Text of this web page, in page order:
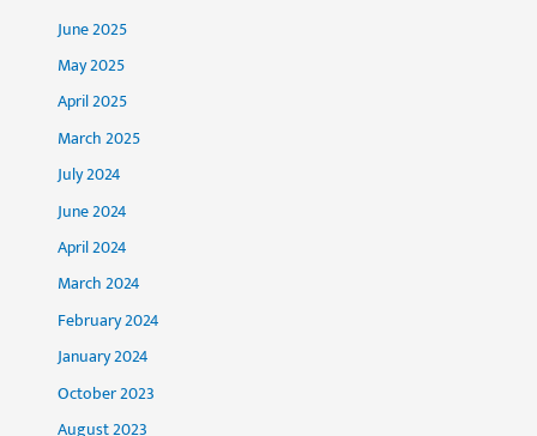
June 2025
May 2025
April 2025
March 2025
July 2024
June 2024
April 2024
March 2024
February 2024
January 2024
October 2023
August 2023